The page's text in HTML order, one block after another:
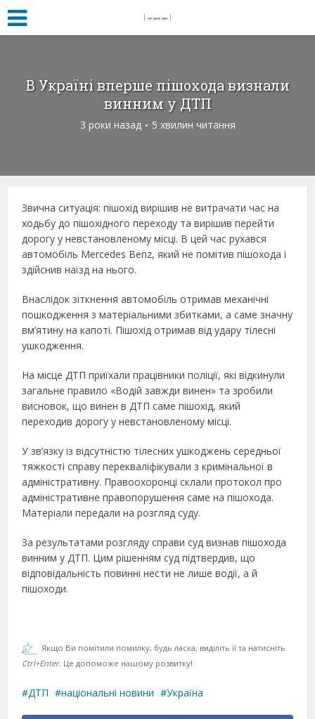
В Україні вперше пішохода визнали
винним у ДТП
3 роки назад 5 хвилин читання
Звична ситуація: пішохід вирішив не витрачати час на
ходьбу до пішохідного переходу та вирішив перейти
дорогу у невстановленому місці. В цей час рухався
автомобіль Mercedes Benz, який не помітив пішохода і
здійснив наїзд на нього.
Внаслідок зіткнення автомобіль отримав механічні
пошкодження з матеріальними збитками, а саме значну
вм’ятину на капоті. Пішохід отримав від удару тілесні
ушкодження.
На місце ДТП приїхали працівники поліції, які відкинули
загальне правило «Водій завжди винен» та зробили
висновок, що винен в ДТП саме пішохід, який
переходив дорогу у невстановленому місці.
У зв’язку із відсутністю тілесних ушкоджень середньої
тяжкості справу перекваліфікували з кримінальної в
адміністративну. Правоохоронці склали протокол про
адміністративне правопорушення саме на пішохода.
Матеріали передали на розгляд суду.
За результатами розгляду справи суд визнав пішохода
винним у ДТП. Цим рішенням суд підтвердив, що
відповідальність повинні нести не лише водії, а й
пішоходи.
Якщо Ви помітили помилку, будь ласка, виділіть її та натисніть
Ctrl+Enter. Це допоможе нашому розвитку!
ДТП національні новини Україна